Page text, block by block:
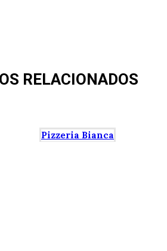
RELACIONADOS
Pizzeria Bianca